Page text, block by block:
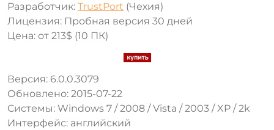
Разработчик: TrustPort (Чехия)
Лицензия: Пробная версия 30 дней
Цена: от 213$ (10 ПК)
Версия: 6.0.0.3079
Обновлено: 2015-07-22
Системы: Windows 7 / 2008 / Vista / 2003 / XP / 2k
Интерфейс: английский